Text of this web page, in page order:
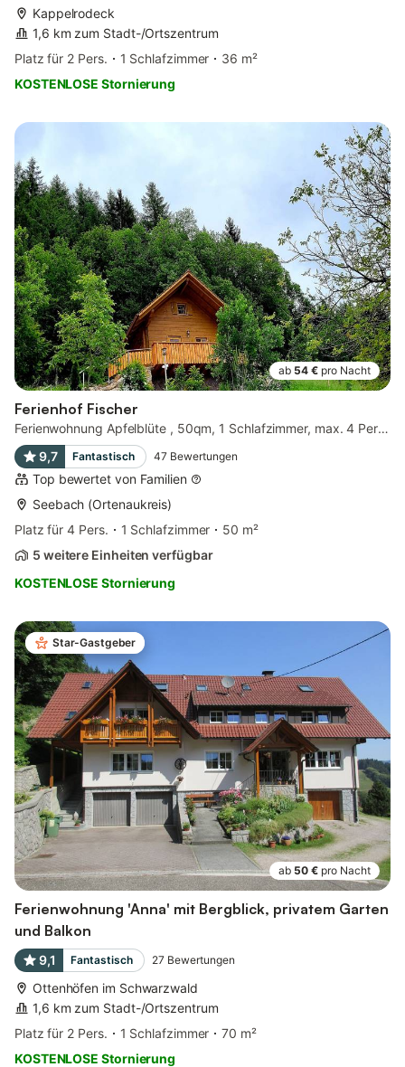
Kappelrodeck
1,6 km zum Stadt-/Ortszentrum
Platz für 2 Pers.
1 Schlafzimmer
36 m²
KOSTENLOSE Stornierung
ab 54 € pro Nacht
Ferienhof Fischer
Ferienwohnung Apfelblüte , 50qm, 1 Schlafzimmer, max. 4 Personen
9,7
Fantastisch 47 Bewertungen
Top bewertet von Familien
Seebach (Ortenaukreis)
Platz für 4 Pers.
1 Schlafzimmer
50 m²
5 weitere Einheiten verfügbar
KOSTENLOSE Stornierung
Star-Gastgeber
ab 50 € pro Nacht
Ferienwohnung 'Anna' mit Bergblick, privatem Garten
und Balkon
9,1 Fantastisch 27 Bewertungen
Ottenhöfen im Schwarzwald
1,6 km zum Stadt-/Ortszentrum
Platz für 2 Pers.
1 Schlafzimmer
70 m²
KOSTENLOSE Stornierung